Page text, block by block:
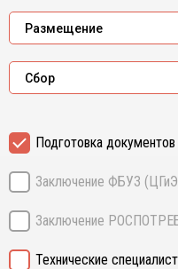
Размещение
Сбор
Подготовка
Заключение ФБУЗ
Заключение
Технические